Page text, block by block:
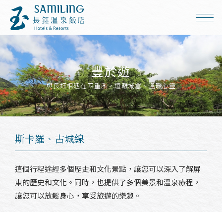
豐於遊
與長鈺相遇在四重溪，遠離城囂、溫暖心靈
斯卡羅、古城線
這個行程途經多個歷史和文化景點，讓您可以深入了解屏
東的歷史和文化。同時，也提供了多個美景和溫泉療程，
讓您可以放鬆身心，享受旅遊的樂趣。